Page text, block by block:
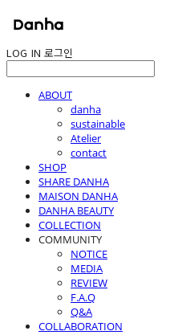
LOG IN 로그인
ABOUT
danha
sustainable
Atelier
contact
SHOP
SHARE DANHA
MAISON DANHA
DANHA BEAUTY
COLLECTION
COMMUNITY
NOTICE
MEDIA
REVIEW
F.A.Q
Q&A
COLLABORATION